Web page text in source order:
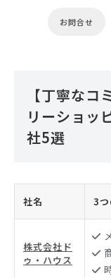
お問合せ
【丁寧な
リーショッ
社5選
社名 3
株式会社ド
ゥ・ハウス